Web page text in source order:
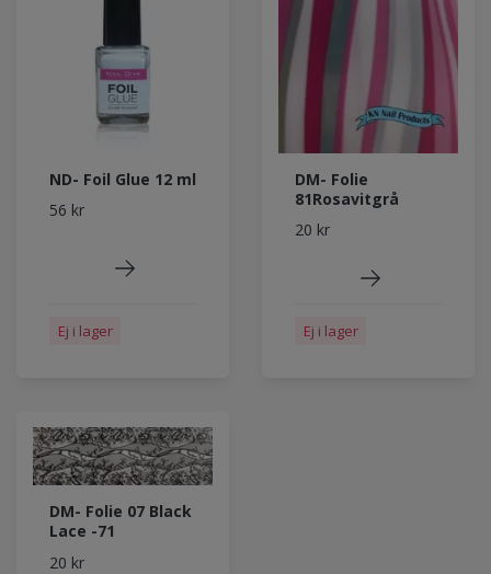
ND- Foil Glue 12 ml
56 kr
Ej i lager
DM- Folie
81Rosavitgrå
20 kr
Ej i lager
DM- Folie 07 Black
Lace -71
20 kr